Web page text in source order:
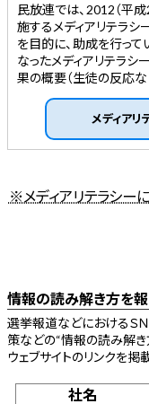
民放連では、2012（平
施するメディアリテラ
を目的に、助成を行って
なったメディアリテラ
果の概要（生徒の反応な
メディア
※メディアリテラシー
情報の読み解き方を報
選挙報道などにおけるＳ
策などの“情報の読み解
ウェブサイトのリンクを掲
社名